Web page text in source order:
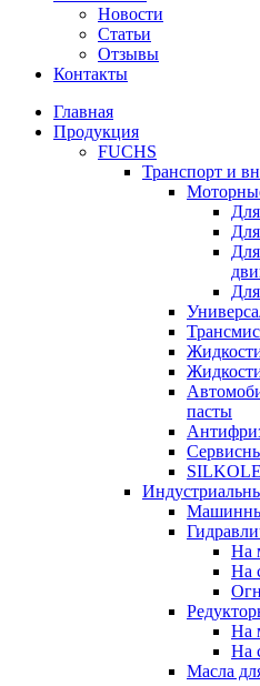
Новости
Статьи
Отзывы
Контакты
Главная
Продукция
FUCHS
Транспорт и
пасты
На
На
На
На
Масла